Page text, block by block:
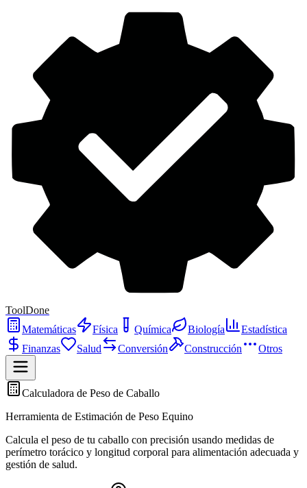
ToolDone
Matemáticas
Física Química Biología
Estadística
Finanzas
Salud Conversión Construcción Otros
Calculadora de Peso de Caballo
Herramienta de Estimación de Peso Equino
Calcula el peso de tu caballo con precisión usando medidas de
perímetro torácico y longitud corporal para alimentación adecuada y
gestión de salud.